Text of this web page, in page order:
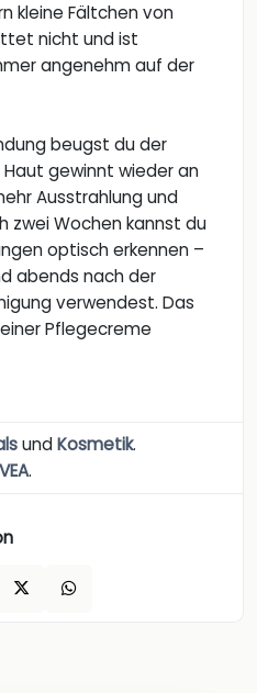
kleine Fältchen von
nicht und ist
angenehm auf der
beugst du der
gewinnt wieder an
Ausstrahlung und
zwei Wochen kannst du
optisch erkennen –
abends nach der
verwendest. Das
Pflegecreme
undKosmetik.
.